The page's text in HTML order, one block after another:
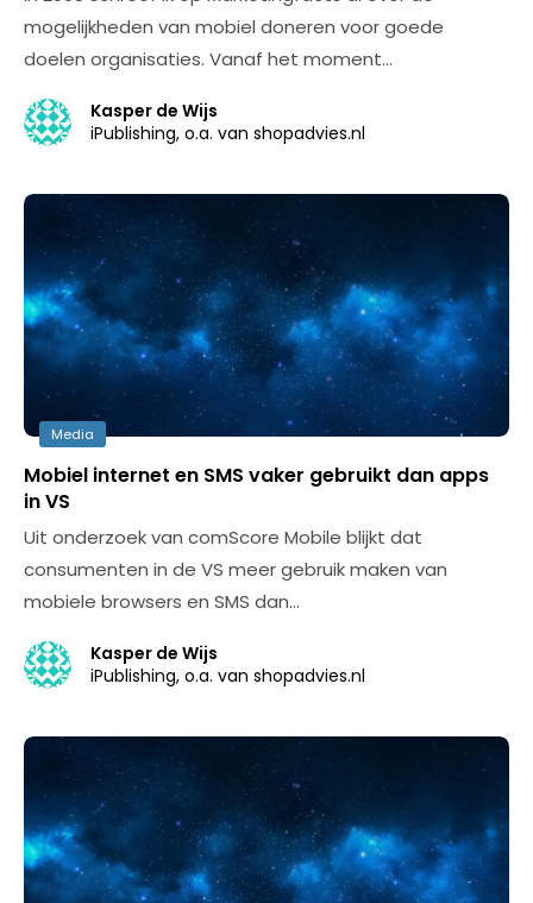
mogelijkheden van mobiel doneren voor goede
doelen organisaties. Vanaf het moment…
Kasper de Wijs
iPublishing, o.a. van shopadvies.nl
Media
Mobiel internet en SMS vaker gebruikt dan apps
in VS
Uit onderzoek van comScore Mobile blijkt dat
consumenten in de VS meer gebruik maken van
mobiele browsers en SMS dan…
Kasper de Wijs
iPublishing, o.a. van shopadvies.nl